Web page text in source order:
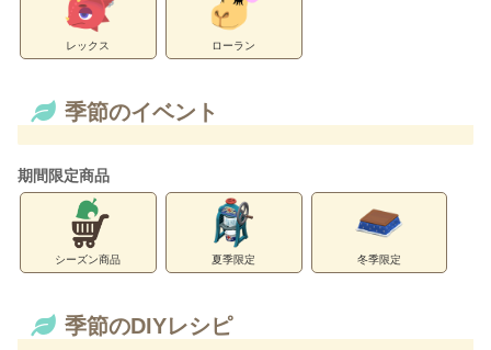
レックス ローラン
季節のイベント
期間限定商品
シーズン商品 夏季限定 冬季限定
季節のDIYレシピ